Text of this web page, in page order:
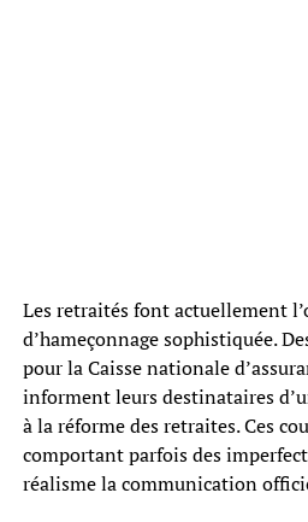
Les retraités font actuellement
d’hameçonnage sophistiquée.
pour la Caisse nationale
informent leurs destinataires
à la réforme des retraites. Ces
comportant parfois des
réalisme la communication